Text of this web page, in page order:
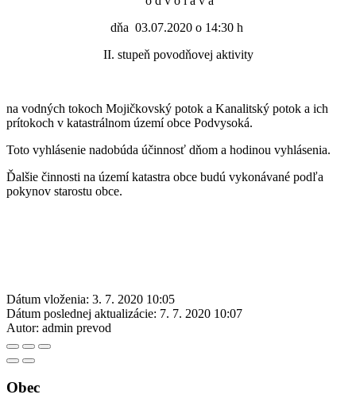
dňa 03.07.2020 o 14:30 h
II. stupeň povodňovej aktivity
na vodných tokoch Mojičkovský potok a Kanalitský potok a ich
prítokoch v katastrálnom území obce Podvysoká.
Toto vyhlásenie nadobúda účinnosť dňom a hodinou vyhlásenia.
Ďalšie činnosti na území katastra obce budú vykonávané podľa
pokynov starostu obce.
Dátum vloženia: 3. 7. 2020 10:05
Dátum poslednej aktualizácie: 7. 7. 2020 10:07
Autor: admin prevod
Obec